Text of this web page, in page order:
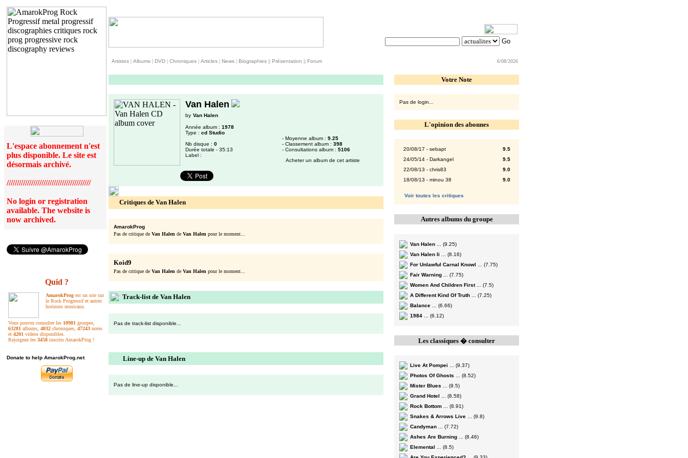
L'espace abonnement n'est
plus disponible. Le site est
désormais archivé.
/////////////////////////////////////////
No login or registration
available. The website is
now archived.
Quid ?
AmarokProg est un site sur
le Rock Progressif et autres
horizons musicaux.
Vous pouvez consulter les 10981 groupes,
63281 albums, 4032 chroniques, 47243 notes
et 4201 videos disponibles.
Rejoignez les 3458 inscrits AmarokProg !
Donate to help AmarokProg.net
Artistes | Albums | DVD | Chroniques | Articles | News | Biographies || Présentation || Forum 6/08/2026
Van Halen
by Van Halen
Année album : 1978
Type : cd Studio
Nb disque : 0
Durée totale - 35:13
Label :
- Moyenne album : 9.25
- Classement album : 398
- Consultations album : 5106
Acheter un album de cet artiste
Critiques de Van Halen
AmarokProg
Pas de critique de Van Halen de Van Halen pour le moment...
Koid9
Pas de critique de Van Halen de Van Halen pour le moment...
Track-list de Van Halen
Pas de track-list disponible...
Line-up de Van Halen
Pas de line-up disponible...
Votre Note
Pas de login...
L'opinion des abonnes
20/08/17 - sebapt
9.5
24/05/14 - Darkangel
9.5
22/08/13 - chris83
9.0
18/08/13 - minou 38
9.0
Voir toutes les critiques
Autres albums du groupe
Van Halen ... (9.25)
Van Halen Ii ... (8.16)
For Unlawful Carnal Knowl ... (7.75)
Fair Warning ... (7.75)
Women And Children First... (7.5)
A Different Kind Of Truth ... (7.25)
Balance ... (6.66)
1984 ... (6.12)
Les classiques � consulter
Live At Pompei ... (9.37)
Photos Of Ghosts ... (8.52)
Mister Blues ... (9.5)
Grand Hotel ... (8.58)
Rock Bottom ... (8.91)
Snakes & Arrows Live ... (9.8)
Candyman ... (7.72)
Ashes Are Burning ... (8.46)
Elemental ... (8.5)